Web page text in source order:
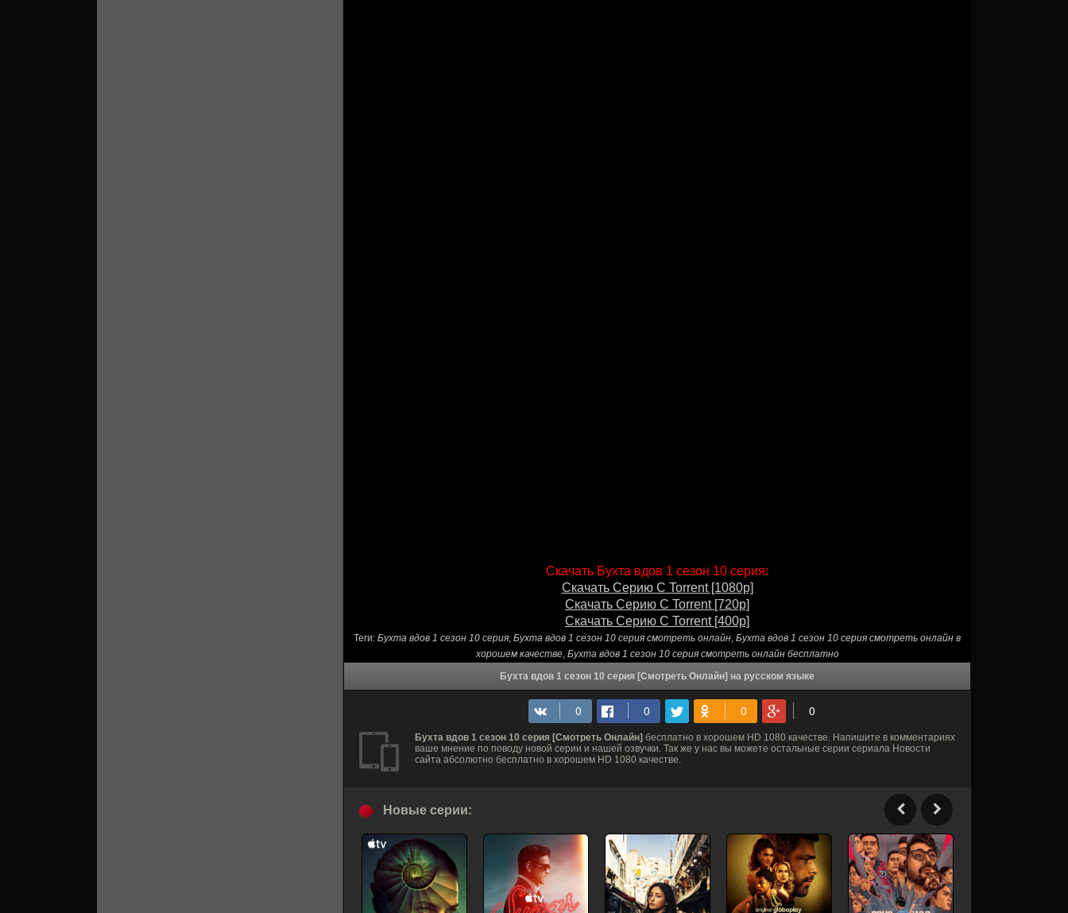
Скачать Бухта вдов 1 сезон 10 серия:
Скачать Серию С Torrent [1080p]
Скачать Серию С Torrent [720p]
Скачать Серию С Torrent [400p]
Теги: Бухта вдов 1 сезон 10 серия, Бухта вдов 1 сезон 10 серия смотреть онлайн, Бухта вдов 1 сезон 10 серия смотреть онлайн в
хорошем качестве, Бухта вдов 1 сезон 10 серия смотреть онлайн бесплатно
Бухта вдов 1 сезон 10 серия [Смотреть Онлайн] на русском языке
Бухта вдов 1 сезон 10 серия [Смотреть Онлайн] бесплатно в хорошем HD 1080 качестве. Напишите в комментариях
ваше мнение по поводу новой серии и нашей озвучки. Так же у нас вы можете остальные серии сериала Новости
сайта абсолютно бесплатно в хорошем HD 1080 качестве.
Новые серии: